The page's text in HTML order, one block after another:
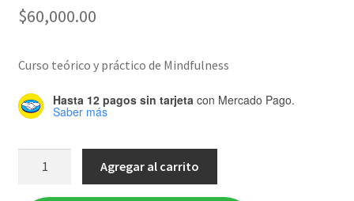
basado en
de clientes
$60,000.00
Curso teórico y práctico de Mindfulness
Hasta 12 pagos sin tarjeta con Mercado Pago.
Saber más
Agregar al carrito